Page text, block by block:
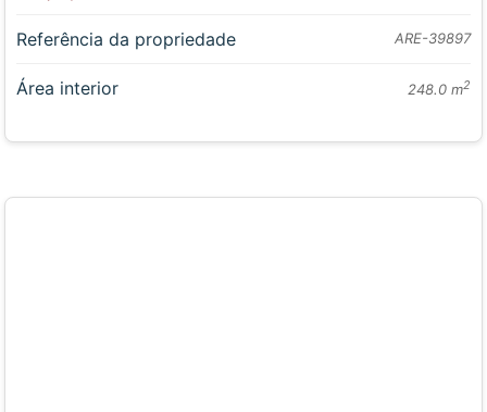
Referência da propriedade ARE-39897
Área interior 248.0 m2